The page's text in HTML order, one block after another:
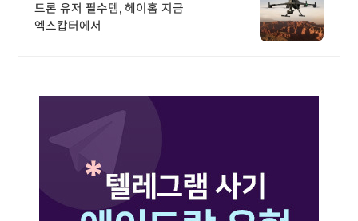
드론 유저 필수템, 헤이홈 지금
엑스캅터에서